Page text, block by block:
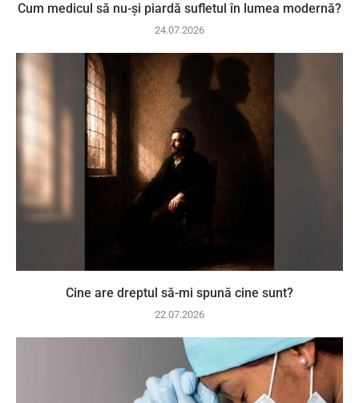
Cum medicul să nu-și piardă sufletul în lumea modernă?
24.07.2026
Cine are dreptul să-mi spună cine sunt?
22.07.2026